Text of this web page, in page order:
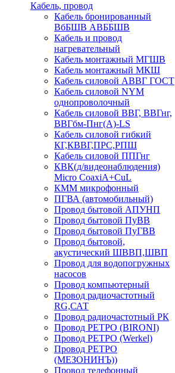
Кабель, провод
Кабель бронированный
ВбБШВ АВББШВ
Кабель и провод
нагревательный
Кабель монтажный МГШВ
Кабель монтажный МКШ
Кабель силовой АВВГ ГОСТ
Кабель силовой NYM
однопроволочный
Кабель силовой ВВГ, ВВГнг,
ВВГбм-Пнг(А)-LS
Кабель силовой гибкий
КГ,КВВГ,ПРС,РПШ
Кабель силовой ППГнг
КВК(д/видеонаблюдения)
Micro CoaxiA+CuL
КММ микрофонный
ПГВА (автомобильный)
Провод бытовой АПУНП
Провод бытовой ПуВВ
Провод бытовой ПуГВВ
Провод бытовой,
акустический ШВВП,ШВП
Провод для водопогружных
насосов
Провод компьютерный
Провод радиочастотный
RG,САТ
Провод радиочастотный РК
Провод РЕТРО (BIRONI)
Провод РЕТРО (Werkel)
Провод РЕТРО
(МЕЗОНИНЪ))
Провод телефонный